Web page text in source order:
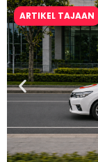
ARTIKEL TAJAAN